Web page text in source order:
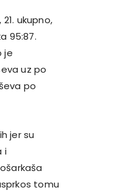
ukupno,
95:87.
je
uz po
po
jer su
i
tomu